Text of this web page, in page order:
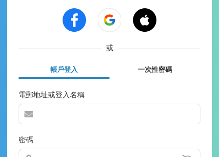
或
帳戶登入 一次性密碼
電郵地址或登入名稱
密碼